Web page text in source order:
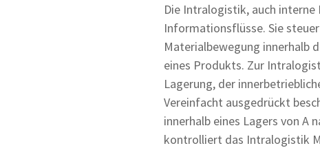
Die Intralogistik, auch
Informationsflüsse. Sie
Materialbewegung innerhalb
eines Produkts. Zur
Lagerung, der
Vereinfacht ausgedrückt
innerhalb eines Lagers von A
kontrolliert das Intralogistik